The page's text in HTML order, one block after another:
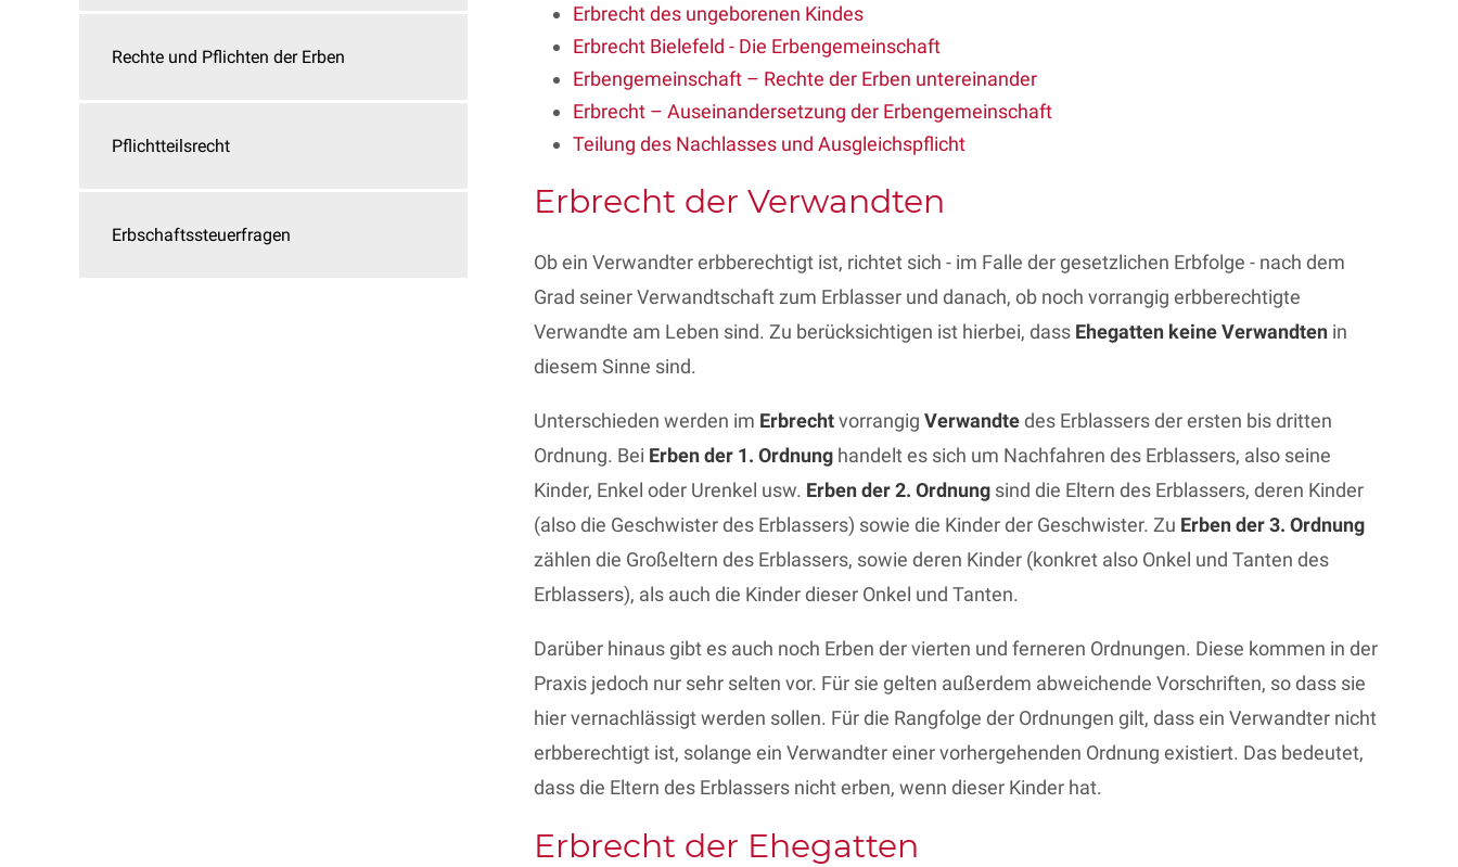
Rechte und Pflichten der Erben
Pflichtteilsrecht
Erbschaftssteuerfragen
Erbrecht des ungeborenen Kindes
Erbrecht Bielefeld - Die Erbengemeinschaft
Erbengemeinschaft – Rechte der Erben untereinander
Erbrecht – Auseinandersetzung der Erbengemeinschaft
Teilung des Nachlasses und Ausgleichspflicht
Erbrecht der Verwandten
Ob ein Verwandter erbberechtigt ist, richtet sich - im Falle der gesetzlichen Erbfolge - nach dem
Grad seiner Verwandtschaft zum Erblasser und danach, ob noch vorrangig erbberechtigte
Verwandte am Leben sind. Zu berücksichtigen ist hierbei, dass Ehegatten keine Verwandten in
diesem Sinne sind.
Unterschieden werden im Erbrechtvorrangig Verwandtedes Erblassers der ersten bis dritten
Ordnung. Bei Erben der 1. Ordnung handelt es sich um Nachfahren des Erblassers, also seine
Kinder, Enkel oder Urenkel usw. Erben der 2. Ordnung sind die Eltern des Erblassers, deren Kinder
(also die Geschwister des Erblassers) sowie die Kinder der Geschwister. Zu Erben der 3. Ordnung
zählen die Großeltern des Erblassers, sowie deren Kinder (konkret also Onkel und Tanten des
Erblassers), als auch die Kinder dieser Onkel und Tanten.
Darüber hinaus gibt es auch noch Erben der vierten und ferneren Ordnungen. Diese kommen in der
Praxis jedoch nur sehr selten vor. Für sie gelten außerdem abweichende Vorschriften, so dass sie
hier vernachlässigt werden sollen. Für die Rangfolge der Ordnungen gilt, dass ein Verwandter nicht
erbberechtigt ist, solange ein Verwandter einer vorhergehenden Ordnung existiert. Das bedeutet,
dass die Eltern des Erblassers nicht erben, wenn dieser Kinder hat.
Erbrecht der Ehegatten